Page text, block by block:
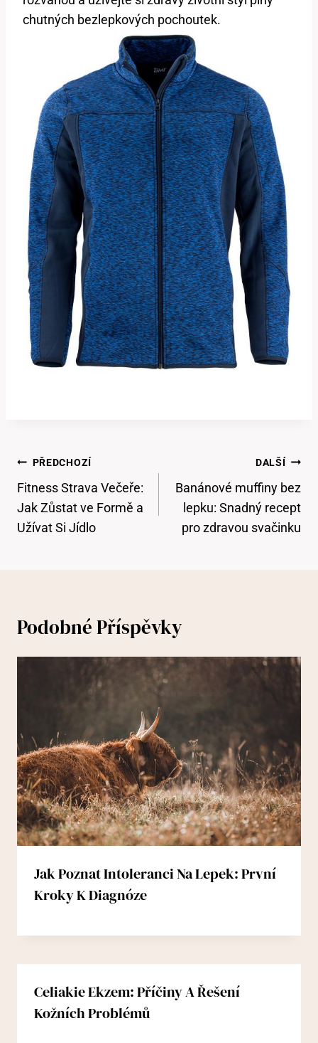
chutných bezlepkových pochoutek.
Navigace
Pro
Příspěvek
PŘEDCHOZÍ
Fitness Strava Večeře:
Jak Zůstat ve Formě a
Užívat Si Jídlo
DALŠÍ
Banánové muffiny bez
lepku: Snadný recept
pro zdravou svačinku
Podobné Příspěvky
Jak Poznat Intoleranci Na Lepek: První
Kroky K Diagnóze
Celiakie Ekzem: Příčiny A Řešení
Kožních Problémů